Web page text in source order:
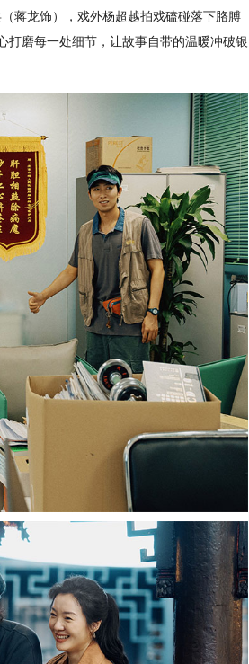
蒋龙饰），戏外杨超越拍戏磕碰落下胳膊
打磨每一处细节，让故事自带的温暖冲破银